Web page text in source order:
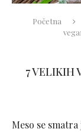
Početna
7 VELIKIH
Meso se